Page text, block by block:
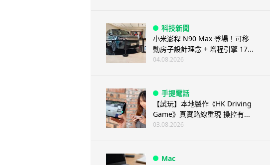
科技新聞
小米澎程 N90 Max 登場！可移
動房子設計理念 + 增程引擎 17...
04.08.2026
手提電話
【試玩】本地製作《HK Driving
Game》真實路線重現 操控有...
03.08.2026
Mac